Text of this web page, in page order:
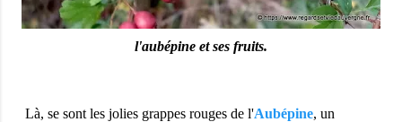
l'aubépine et ses fruits.
Là, se sont les jolies grappes rouges de l'Aubépine, un